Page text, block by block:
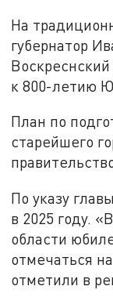
На
губернатор
к 800-летию
План по
старейшего
По указу
в 2025 году.
области
отмечаться
отметили в